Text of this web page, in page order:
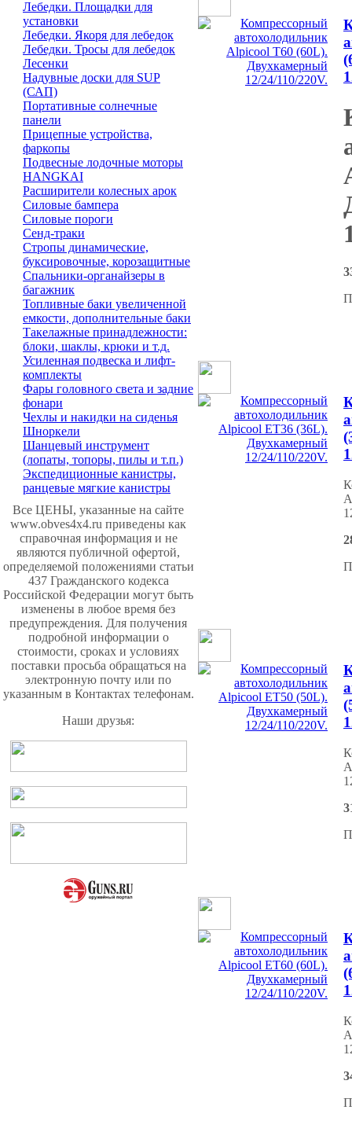
Лебедки. Площадки для
установки
Лебедки. Якоря для лебедок
Лебедки. Тросы для лебедок
Лесенки
Надувные доски для SUP
(САП)
Портативные солнечные
панели
Прицепные устройства,
фаркопы
Подвесные лодочные моторы
HANGKAI
Расширители колесных арок
Силовые бампера
Силовые пороги
Сенд-траки
Стропы динамические,
буксировочные, корозащитные
Спальники-органайзеры в
багажник
Топливные баки увеличенной
емкости, дополнительные баки
Такелажные принадлежности:
блоки, шаклы, крюки и т.д.
Усиленная подвеска и лифт-
комплекты
Фары головного света и задние
фонари
Чехлы и накидки на сиденья
Шноркели
Шанцевый инструмент
(лопаты, топоры, пилы и т.п.)
Экспедиционные канистры,
ранцевые мягкие канистры
Все ЦЕНЫ, указанные на сайте
www.obves4x4.ru приведены как
справочная информация и не
являются публичной офертой,
определяемой положениями статьи
437 Гражданского кодекса
Российской Федерации могут быть
изменены в любое время без
предупреждения. Для получения
подробной информации о
стоимости, сроках и условиях
поставки просьба обращаться на
электронную почту или по
указанным в Контактах телефонам.
Наши друзья: